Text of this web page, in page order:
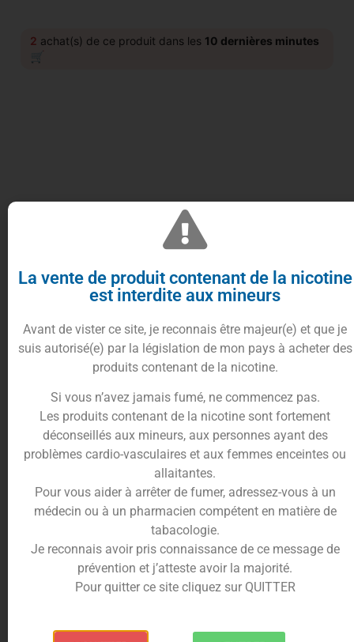
2 achat(s) de ce produit dans les 10 dernières minutes
🛒
Flacon vide gradué jusqu’à 9 mg de nicotine
30ml de contenance maximale
Proposé par Levest / Roykin.
Ajouter au panier 10% cumulés en
points fidélités
Description Informations complémentaires
Trusted Shops Reviews
Les flacons
La vente de produit contenant de la nicotine
est interdite aux mineurs
Avant de vister ce site, je reconnais être majeur(e) et que je
suis autorisé(e) par la législation de mon pays à acheter des
produits contenant de la nicotine.
Si vous n’avez jamais fumé, ne commencez pas.
Les produits contenant de la nicotine sont fortement
déconseillés aux mineurs, aux personnes ayant des
problèmes cardio-vasculaires et aux femmes enceintes ou
allaitantes.
Pour vous aider à arrêter de fumer, adressez-vous à un
médecin ou à un pharmacien compétent en matière de
tabacologie.
Je reconnais avoir pris connaissance de ce message de
prévention et j’atteste avoir la majorité.
Pour quitter ce site cliquez sur QUITTER